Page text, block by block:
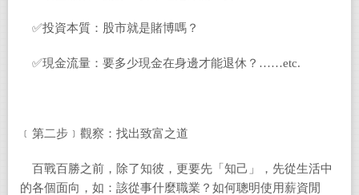
✅投資本質：股市就是賭博嗎？
✅現金流量：要多少現金在身邊才能退休？……etc.
﹝第二步﹞觀察：找出致富之道
百戰百勝之前，除了知彼，更要先「知己」，先從生活中
的各個面向，如：該從事什麼職業？如何聰明使用薪資閒